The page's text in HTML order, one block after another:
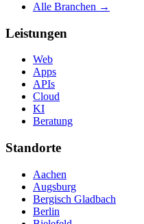
Alle Branchen →
Leistungen
Web
Apps
APIs
Cloud
KI
Beratung
Standorte
Aachen
Augsburg
Bergisch Gladbach
Berlin